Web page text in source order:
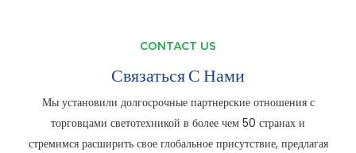
CONTACT US
Связаться С Нами
Мы установили долгосрочные партнерские отношения с
торговцами светотехникой в ​​более чем 50 странах и
стремимся расширить свое глобальное присутствие, предлагая